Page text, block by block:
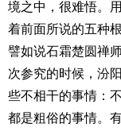
境之中，很难悟。
着前面所说的五种
譬如说石霜楚圆禅
次参究的时候，汾
些不相干的事情：
都是粗俗的事情。